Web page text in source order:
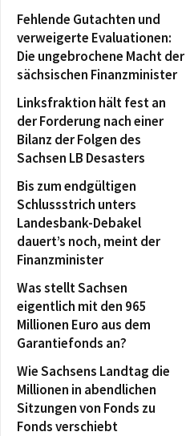
Fehlende Gutachten und
verweigerte Evaluationen:
Die ungebrochene Macht der
sächsischen Finanzminister
Linksfraktion hält fest an
der Forderung nach einer
Bilanz der Folgen des
Sachsen LB Desasters
Bis zum endgültigen
Schlussstrich unters
Landesbank-Debakel
dauert’s noch, meint der
Finanzminister
Was stellt Sachsen
eigentlich mit den 965
Millionen Euro aus dem
Garantiefonds an?
Wie Sachsens Landtag die
Millionen in abendlichen
Sitzungen von Fonds zu
Fonds verschiebt